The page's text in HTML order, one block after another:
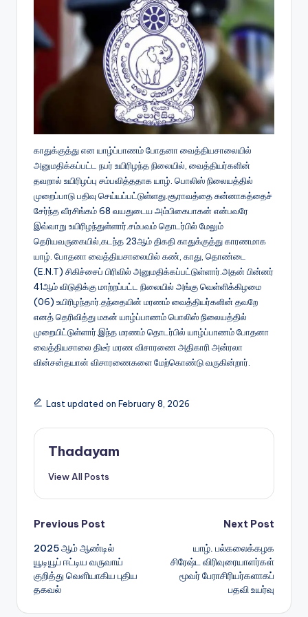
காதுக்குத்து என யாழ்ப்பாணம் போதனா வைத்தியசாலையில்
அனுமதிக்கப்பட்ட நபர் உயிரிழந்த நிலையில், வைத்தியர்களின்
தவறால் உயிரிழப்பு சம்பவித்ததாக யாழ். பொலிஸ் நிலையத்தில்
முறைப்பாடு பதிவு செய்யப்பட்டுள்ளது.சூராவத்தை சுன்னாகத்தைச்
சேர்ந்த வீரசிங்கம் 68 வயதுடைய அம்பிகைபாகன் என்பவரே
இவ்வாறு உயிரிழந்துள்ளார்.சம்பவம் தொடர்பில் மேலும்
தெரியவருகையில்,கடந்த 23ஆம் திகதி காதுக்குத்து காரணமாக
யாழ். போதனா வைத்தியசாலையில் கண், காது, தொண்டை
(E.N.T) சிகிச்சைப் பிரிவில் அனுமதிக்கப்பட்டுள்ளார்.அதன் பின்னர்
41ஆம் விடுதிக்கு மாற்றப்பட்ட நிலையில் அங்கு வெள்ளிக்கிழமை
(06) உயிரிழந்தார்.தந்தையின் மரணம் வைத்தியர்களின் தவறே
எனத் தெரிவித்து மகன் யாழ்ப்பாணம் பொலிஸ் நிலையத்தில்
முறையிட்டுள்ளார்.இந்த மரணம் தொடர்பில் யாழ்ப்பாணம் போதனா
வைத்தியசாலை திடீர் மரண விசாரணை அதிகாரி அன்ரலா
வின்சன்தயான் விசாரணைகளை மேற்கொண்டு வருகின்றார்.
Last updated on February 8, 2026
Thadayam
View All Posts
Post
navigation
Previous Post
2025 ஆம் ஆண்டில்
யூடியூப் ஈட்டிய வருவாய்
குறித்து வெளியாகிய புதிய
தகவல்
Next Post
யாழ். பல்கலைக்கழக
சிரேஷ்ட விரிவுரையாளர்கள்
மூவர் பேராசிரியர்களாகப்
பதவி உயர்வு